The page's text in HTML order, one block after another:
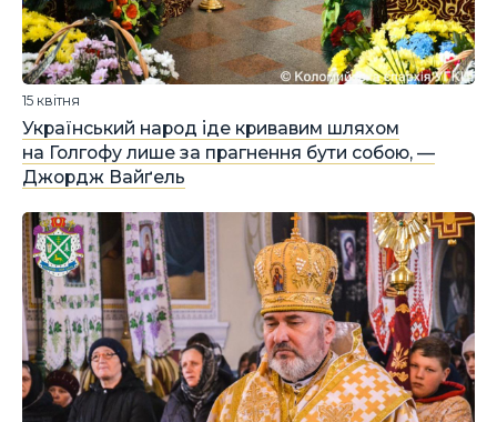
Український народ іде кривавим шляхом
на Голгофу лише за прагнення бути собою, —
Джордж Вайґель
15 квітня